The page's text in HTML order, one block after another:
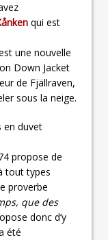
qui est
une nouvelle
Down Jacket
de Fjällraven,
sous la neige.
en duvet
propose de
tout types
proverbe
que des
donc d’y
été